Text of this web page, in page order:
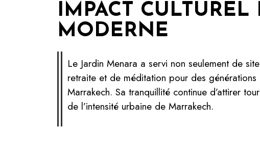
IMPACT
MODERNE
Le Jardin Menara a servi non seulement de
retraite et de méditation pour des
Marrakech. Sa tranquillité continue d’attirer
de l’intensité urbaine de Marrakech.